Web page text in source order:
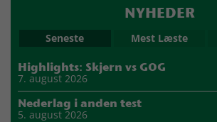
NYHEDER
Seneste Mest Læste
Highlights: Skjern vs GOG
7. august 2026
Nederlag i anden test
5. august 2026